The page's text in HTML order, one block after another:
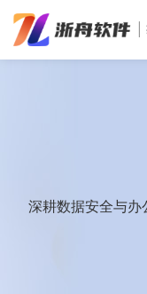
深耕数据安全与办